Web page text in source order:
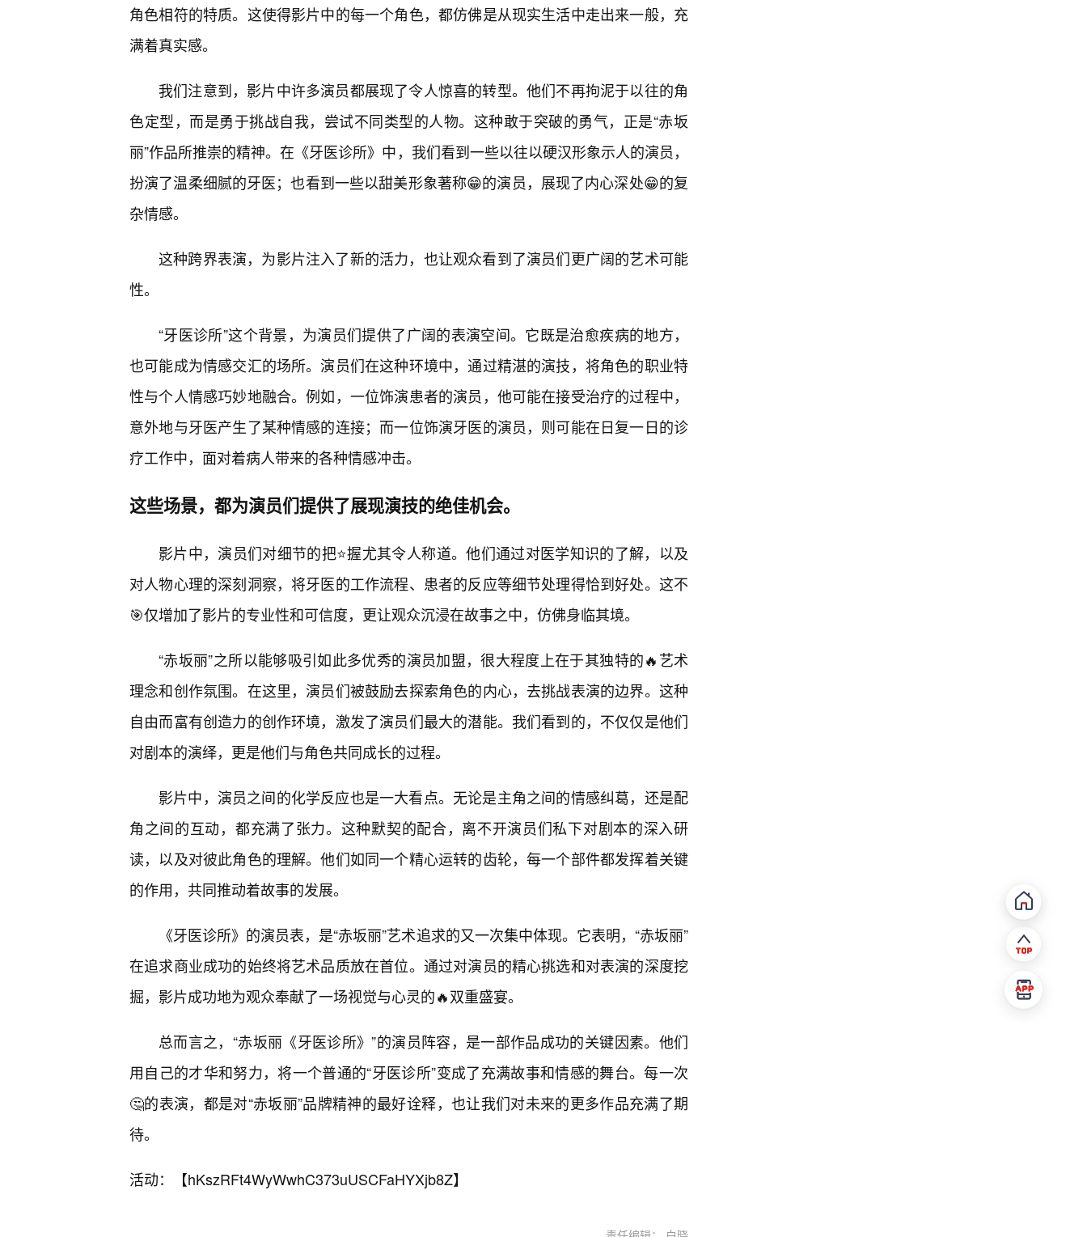
角色相符的特质。这使得影片中的每一个角色，都仿佛是从现实生活中走出来一般，充
满着真实感。
我们注意到，影片中许多演员都展现了令人惊喜的转型。他们不再拘泥于以往的角
色定型，而是勇于挑战自我，尝试不同类型的人物。这种敢于突破的勇气，正是“赤坂
丽”作品所推崇的精神。在《牙医诊所》中，我们看到一些以往以硬汉形象示人的演员，
扮演了温柔细腻的牙医；也看到一些以甜美形象著称😁的演员，展现了内心深处😁的复
杂情感。
这种跨界表演，为影片注入了新的活力，也让观众看到了演员们更广阔的艺术可能
性。
“牙医诊所”这个背景，为演员们提供了广阔的表演空间。它既是治愈疾病的地方，
也可能成为情感交汇的场所。演员们在这种环境中，通过精湛的演技，将角色的职业特
性与个人情感巧妙地融合。例如，一位饰演患者的演员，他可能在接受治疗的过程中，
意外地与牙医产生了某种情感的连接；而一位饰演牙医的演员，则可能在日复一日的诊
疗工作中，面对着病人带来的各种情感冲击。
这些场景，都为演员们提供了展现演技的绝佳机会。
影片中，演员们对细节的把⭐握尤其令人称道。他们通过对医学知识的了解，以及
对人物心理的深刻洞察，将牙医的工作流程、患者的反应等细节处理得恰到好处。这不
🎯仅增加了影片的专业性和可信度，更让观众沉浸在故事之中，仿佛身临其境。
“赤坂丽”之所以能够吸引如此多优秀的演员加盟，很大程度上在于其独特的🔥艺术
理念和创作氛围。在这里，演员们被鼓励去探索角色的内心，去挑战表演的边界。这种
自由而富有创造力的创作环境，激发了演员们最大的潜能。我们看到的，不仅仅是他们
对剧本的演绎，更是他们与角色共同成长的过程。
影片中，演员之间的化学反应也是一大看点。无论是主角之间的情感纠葛，还是配
角之间的互动，都充满了张力。这种默契的配合，离不开演员们私下对剧本的深入研
读，以及对彼此角色的理解。他们如同一个精心运转的齿轮，每一个部件都发挥着关键
的作用，共同推动着故事的发展。
《牙医诊所》的演员表，是“赤坂丽”艺术追求的又一次集中体现。它表明，“赤坂丽”
在追求商业成功的始终将艺术品质放在首位。通过对演员的精心挑选和对表演的深度挖
掘，影片成功地为观众奉献了一场视觉与心灵的🔥双重盛宴。
总而言之，“赤坂丽《牙医诊所》”的演员阵容，是一部作品成功的关键因素。他们
用自己的才华和努力，将一个普通的“牙医诊所”变成了充满故事和情感的舞台。每一次
🤔的表演，都是对“赤坂丽”品牌精神的最好诠释，也让我们对未来的更多作品充满了期
待。
活动：【hKszRFt4WyWwhC373uUSCFaHYXjb8Z】